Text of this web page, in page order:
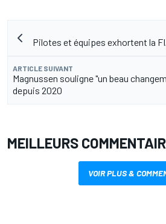
Pilotes et équipes exhortent la
ARTICLE SUIVANT
Magnussen souligne "un beau
depuis 2020
MEILLEURS
VOIR PLUS &